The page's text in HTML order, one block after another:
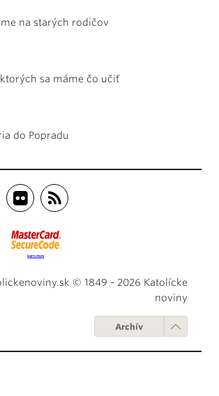
na starých rodičov
sa máme čo učiť
do Popradu
© 1849 - 2026 Katolícke
noviny
Archív